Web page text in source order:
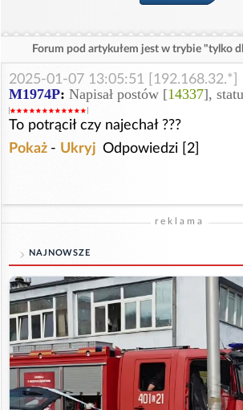
Forum pod artykułem jest w trybie "tylko
2025-01-07 13:05:51 [192.168.32.*]
M1974P: Napisał postów [14337],
To potrącił czy najechał ???
Pokaż - Ukryj Odpowiedzi [2]
reklama
NAJNOWSZE